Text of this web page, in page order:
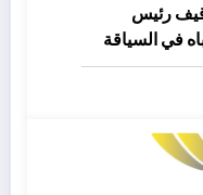
إلى توقيف رئيس
في السياقة